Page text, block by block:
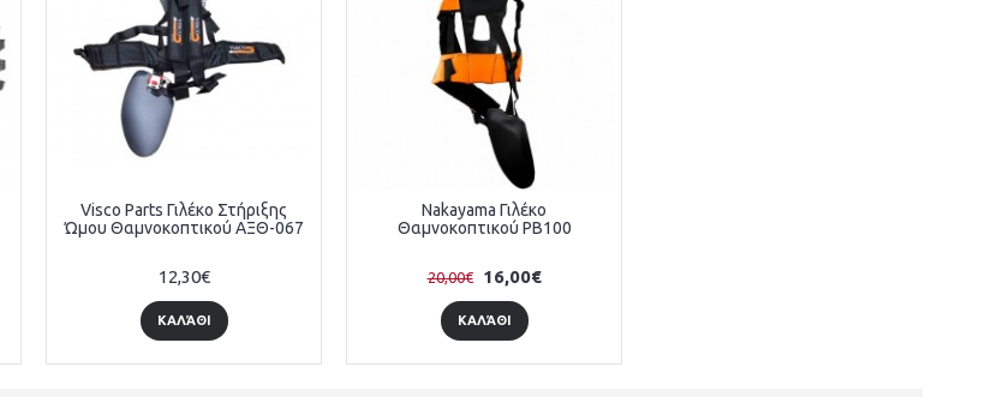
Visco Parts Γιλέκο Στήριξης
Ώμου Θαμνοκοπτικού ΑΞΘ-067
12,30€
ΚΑΛΆΘΙ
Nakayama Γιλέκο
Θαμνοκοπτικού PB100
20,00€ 16,00€
ΚΑΛΆΘΙ